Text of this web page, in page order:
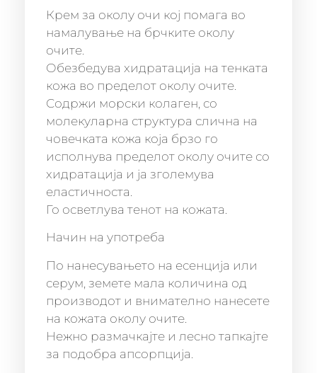
Крем за околу очи кој помага во
намалување на брчките околу
очите.
Обезбедува хидратација на тенката
кожа во пределот околу очите.
Содржи морски колаген, со
молекуларна структура слична на
човечката кожа која брзо го
исполнува пределот околу очите со
хидратација и ја зголемува
еластичноста.
Го осветлува тенот на кожата.
Начин на употреба
По нанесувањето на есенција или
серум, земете мала количина од
производот и внимателно нанесете
на кожата околу очите.
Нежно размачкајте и лесно тапкајте
за подобра апсорпција.